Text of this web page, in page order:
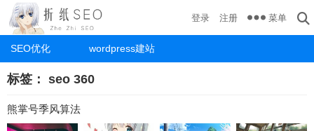
SEO优化 wordpress建站
登录 注册 菜单
标签： seo 360
熊掌号季风算法